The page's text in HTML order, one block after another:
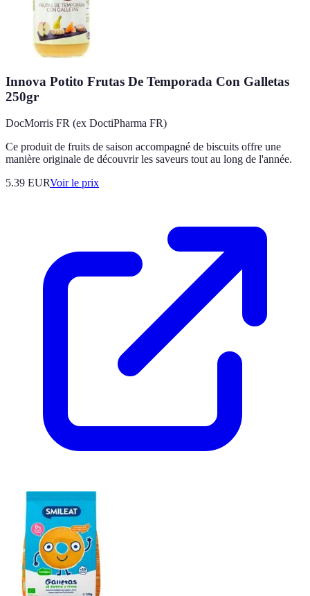
Innova Potito Frutas De Temporada Con Galletas
250gr
DocMorris FR (ex DoctiPharma FR)
Ce produit de fruits de saison accompagné de biscuits offre une
manière originale de découvrir les saveurs tout au long de l'année.
5.39 EURVoir le prix